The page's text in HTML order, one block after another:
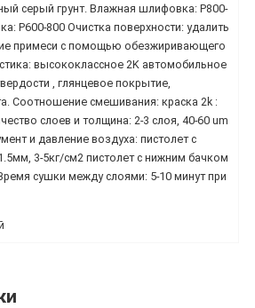
серый грунт. Влажная шлифовка: P800-
P600-800 Очистка поверхности: удалить
примеси с помощью обезжиривающего
высококлассное 2K автомобильное
, глянцевое покрытие,
Соотношение смешивания: краска 2k :
слоев и толщина: 2-3 слоя, 40-60 um
и давление воздуха: пистолет с
3-5кг/см2 пистолет с нижним бачком
сушки между слоями: 5-10 минут при